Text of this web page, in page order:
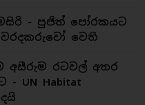
- පූජිත් පෝරකයට
වරදකරුවෝ වෙති
අසීරුම රටවල් අතර
- UN Habitat